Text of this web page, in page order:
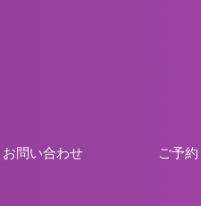
お問い合わせ ご予約